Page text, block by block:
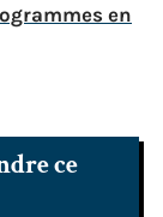
en
ce